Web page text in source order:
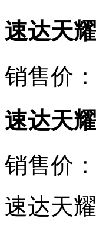
速达天
销售价：
速达天
销售价：
速达天